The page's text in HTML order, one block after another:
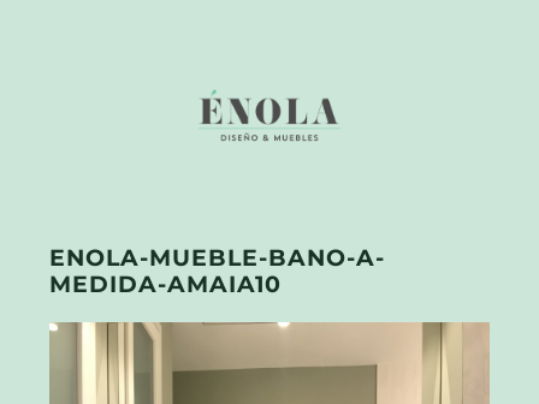
ENOLA-MUEBLE-BANO-A-
MEDIDA-AMAIA10